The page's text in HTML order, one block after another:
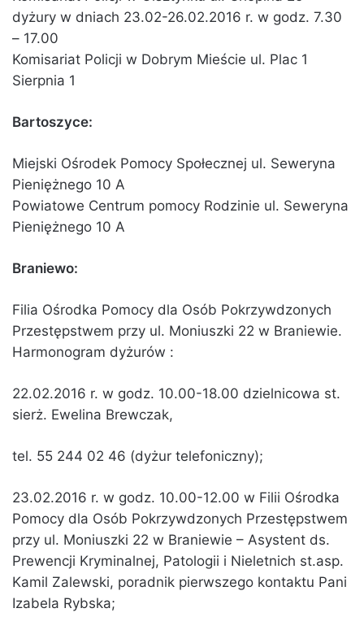
dyżury w dniach 23.02-26.02.2016 r. w godz. 7.30
– 17.00
Komisariat Policji w Dobrym Mieście ul. Plac 1
Sierpnia 1
Bartoszyce:
Miejski Ośrodek Pomocy Społecznej ul. Seweryna
Pieniężnego 10 A
Powiatowe Centrum pomocy Rodzinie ul. Seweryna
Pieniężnego 10 A
Braniewo:
Filia Ośrodka Pomocy dla Osób Pokrzywdzonych
Przestępstwem przy ul. Moniuszki 22 w Braniewie.
Harmonogram dyżurów :
22.02.2016 r. w godz. 10.00-18.00 dzielnicowa st.
sierż. Ewelina Brewczak,
tel. 55 244 02 46 (dyżur telefoniczny);
23.02.2016 r. w godz. 10.00-12.00 w Filii Ośrodka
Pomocy dla Osób Pokrzywdzonych Przestępstwem
przy ul. Moniuszki 22 w Braniewie – Asystent ds.
Prewencji Kryminalnej, Patologii i Nieletnich st.asp.
Kamil Zalewski, poradnik pierwszego kontaktu Pani
Izabela Rybska;